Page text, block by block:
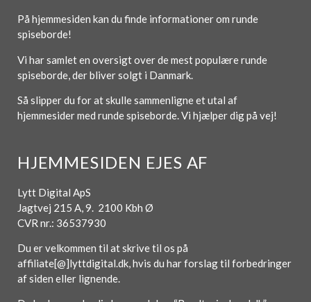
På hjemmesiden kan du finde informationer om runde
spiseborde!
Vi har samlet en oversigt over de mest populære runde
spiseborde, der bliver solgt i Danmark.
Så slipper du for at skulle sammenligne et utal af
hjemmesider med runde spiseborde. Vi hjælper dig på vej!
HJEMMESIDEN EJES AF
Lytt Digital ApS
Jagtvej 215 A, 9. 2100 Kbh Ø
CVR nr.: 36537930
Du er velkommen til at skrive til os på
affiliate[@]lyttdigital.dk, hvis du har forslag til forbedringer
af siden eller lignende.